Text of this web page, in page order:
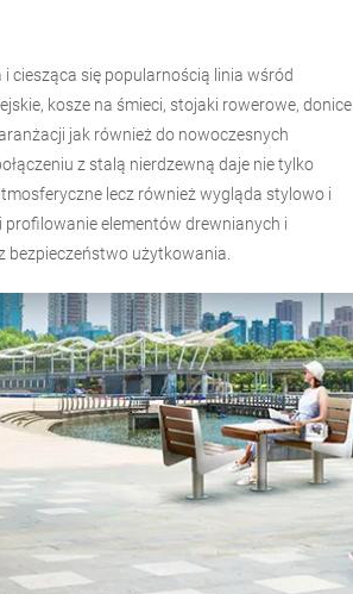
ciesząca się popularnością linia wśród
kosze na śmieci, stojaki rowerowe, donice
jak również do nowoczesnych
z stalą nierdzewną daje nie tylko
lecz również wygląda stylowo i
profilowanie elementów drewnianych i
bezpieczeństwo użytkowania.